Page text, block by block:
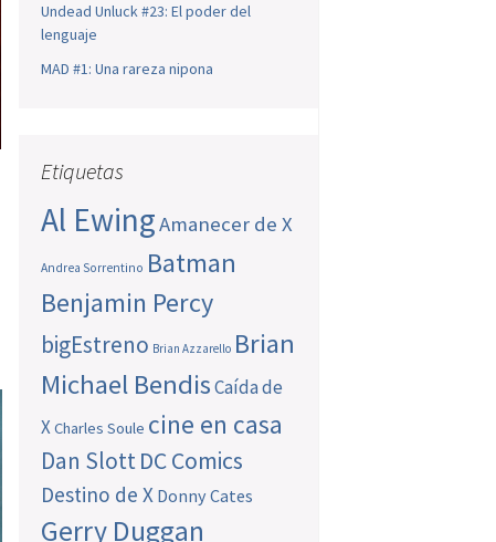
Undead Unluck #23: El poder del
lenguaje
MAD #1: Una rareza nipona
Etiquetas
Al EwingAmanecer de X
Andrea Sorrentino Batman
Benjamin Percy
bigEstreno Brian Azzarello Brian
Michael BendisCaída de
XCharles Soule cine en casa
Dan SlottDC Comics
Destino de X Donny Cates
Gerry Duggan